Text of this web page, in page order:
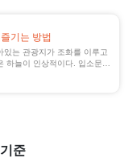
기는 방법
는 관광지가 조화를 이루고
하늘이 인상적이다. 입소문
준